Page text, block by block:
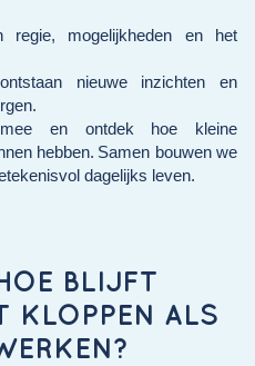
regie, mogelijkheden en het
nieuwe inzichten en
en ontdek hoe kleine
hebben. Samen bouwen we
dagelijks leven.
BLIJFT
KLOPPEN ALS